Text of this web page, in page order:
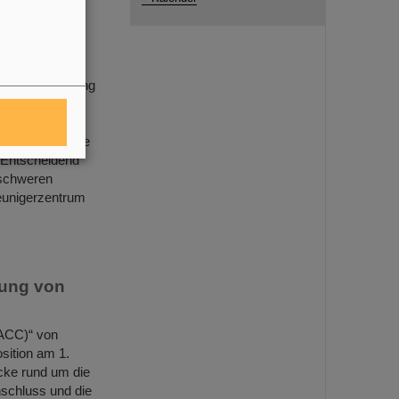
einem
wurde
von
von
am 1.
rund um die
und die